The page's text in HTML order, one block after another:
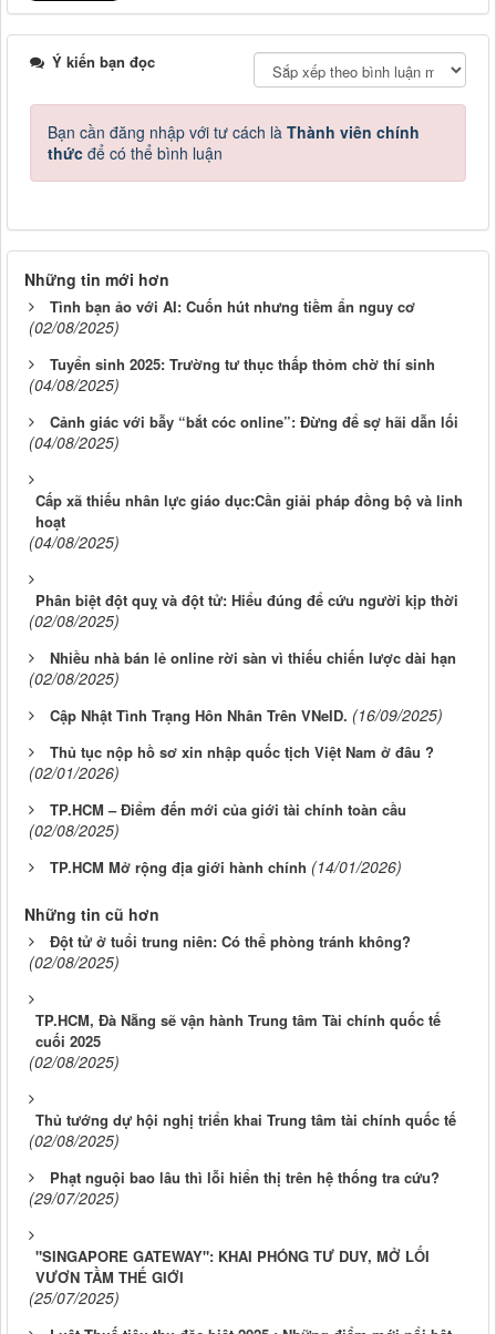
Ý kiến bạn đọc
Bạn cần đăng nhập với tư cách là Thành viên chính
thức để có thể bình luận
Những tin mới hơn
Tình bạn ảo với AI: Cuốn hút nhưng tiềm ẩn nguy cơ
(02/08/2025)
Tuyển sinh 2025: Trường tư thục thấp thỏm chờ thí sinh
(04/08/2025)
Cảnh giác với bẫy “bắt cóc online”: Đừng để sợ hãi dẫn lối
(04/08/2025)
Cấp xã thiếu nhân lực giáo dục:Cần giải pháp đồng bộ và linh
hoạt
(04/08/2025)
Phân biệt đột quỵ và đột tử: Hiểu đúng để cứu người kịp thời
(02/08/2025)
Nhiều nhà bán lẻ online rời sàn vì thiếu chiến lược dài hạn
(02/08/2025)
Cập Nhật Tình Trạng Hôn Nhân Trên VNeID. (16/09/2025)
Thủ tục nộp hồ sơ xin nhập quốc tịch Việt Nam ở đâu ?
(02/01/2026)
TP.HCM – Điểm đến mới của giới tài chính toàn cầu
(02/08/2025)
TP.HCM Mở rộng địa giới hành chính (14/01/2026)
Những tin cũ hơn
Đột tử ở tuổi trung niên: Có thể phòng tránh không?
(02/08/2025)
TP.HCM, Đà Nẵng sẽ vận hành Trung tâm Tài chính quốc tế
cuối 2025
(02/08/2025)
Thủ tướng dự hội nghị triển khai Trung tâm tài chính quốc tế
(02/08/2025)
Phạt nguội bao lâu thì lỗi hiển thị trên hệ thống tra cứu?
(29/07/2025)
"SINGAPORE GATEWAY": KHAI PHÓNG TƯ DUY, MỞ LỐI
VƯƠN TẦM THẾ GIỚI
(25/07/2025)